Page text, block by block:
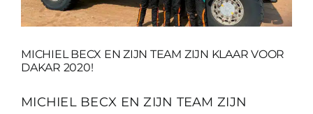
MICHIEL BECX EN ZIJN TEAM ZIJN KLAAR VOOR
DAKAR 2020!
MICHIEL BECX EN ZIJN TEAM ZIJN